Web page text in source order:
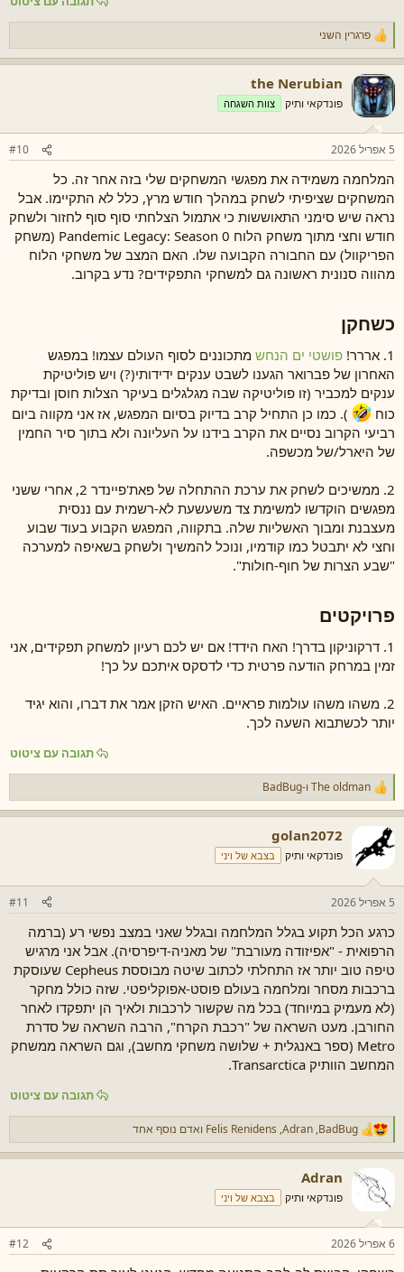
ר
ג
ש
ו
ת
:
פרגרין השני
the Nerubian
פונדקאי ותיק צוות השגחה
5 אפריל 2026 #10
המלחמה משמידה את מפגשי המשחקים שלי בזה אחר זה. כל
המשחקים שציפיתי לשחק במהלך חודש מרץ, כלל לא התקיימו. אבל
נראה שיש סימני התאוששות כי אתמול הצלחתי סוף סוף לחזור ולשחק
חודש וחצי מתוך משחק הלוח Pandemic Legacy: Season 0 (משחק
הפריקוול) עם החבורה הקבועה שלו. האם המצב של משחקי הלוח
מהווה סנונית ראשונה גם למשחקי התפקידים? נדע בקרוב.
כשחקן
1. אררר! פושטי ים הנחש מתכוננים לסוף העולם עצמו! במפגש
האחרון של פברואר הגענו לשבט ענקים ידידותי(?) ויש פוליטיקת
ענקים למכביר (זו פוליטיקה שבה מגלגלים בעיקר הצלות חוסן ובדיקת
כוח
). כמו כן התחיל קרב בדיוק בסיום המפגש, אז אני מקווה ביום
רביעי הקרוב נסיים את הקרב בידנו על העליונה ולא בתוך סיר החמין
של היארל/של מכשפה.
2. ממשיכים לשחק את ערכת ההתחלה של פאת'פיינדר 2, אחרי ששני
מפגשים הוקדשו למשימת צד משעשעת לא-רשמית עם ננסית
מעצבנת ומבוך האשליות שלה. בתקווה, המפגש הקבוע בעוד שבוע
וחצי לא יתבטל כמו קודמיו, ונוכל להמשיך ולשחק בשאיפה למערכה
"שבע הצרות של חוף-חולות".
פרויקטים​
1. דרקוניקון בדרך! האח הידד! אם יש לכם רעיון למשחק תפקידים, אני
זמין במרחק הודעה פרטית כדי לדסקס איתכם על כך!
2. משהו משהו עולמות פראיים. האיש הזקן אמר את דברו, והוא יגיד
יותר לכשתבוא השעה לכך.
תגובה עם ציטוט
ר
ג
ש
ו
ת
:
The oldman ו-BadBug
golan2072
פונדקאי ותיק בצבא של ויני
5 אפריל 2026 #11
כרגע הכל תקוע בגלל המלחמה ובגלל שאני במצב נפשי רע (ברמה
הרפואית - "אפיזודה מעורבת" של מאניה-דיפרסיה). אבל אני מרגיש
טיפה טוב יותר אז התחלתי לכתוב שיטה מבוססת Cepheus שעוסקת
ברכבות מסחר ומלחמה בעולם פוסט-אפוקליפטי. שזה כולל מחקר
(לא מעמיק במיוחד) בכל מה שקשור לרכבות ולאיך הן יתפקדו לאחר
החורבן. מעט השראה של "רכבת הקרח", הרבה השראה של סדרת
Metro (ספר באנגלית + שלושה משחקי מחשב), וגם השראה ממשחק
המחשב הוותיק Transarctica.
תגובה עם ציטוט
ר
ג
ש
ת
:
BadBug
,
Adran
,
Felis Renidens ואדם נוסף אחד
Adran
פונדקאי ותיק בצבא של ויני
6 אפריל 2026 #12